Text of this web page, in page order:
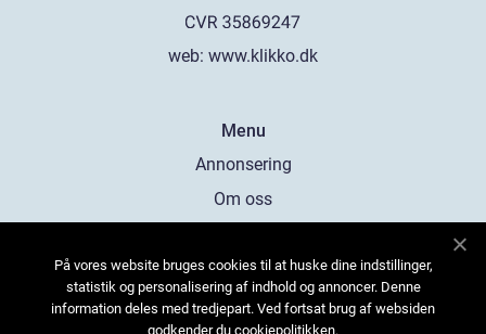
web: www.klikko.dk
Menu
Annonsering
Om oss
Kontakta oss
Sitemap
På vores website bruges cookies til at huske dine indstillinger,
statistik og personalisering af indhold og annoncer. Denne
information deles med tredjepart. Ved fortsat brug af websiden
godkender du cookiepolitikken.